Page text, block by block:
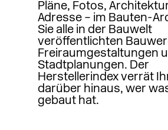
Pläne, Fotos,
Adresse – im Bauten-
Sie alle in der Bauwelt
veröffentlichten
Freiraumgestaltungen
Stadtplanungen. Der
Herstellerindex verrät
darüber hinaus, wer
gebaut hat.